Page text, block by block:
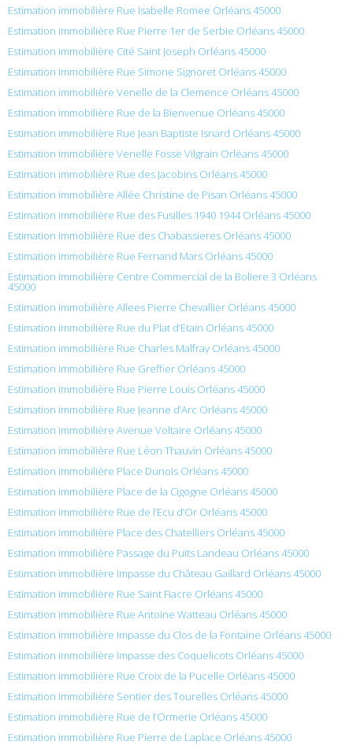
Estimation immobilière Rue Isabelle Romee Orléans 45000
Estimation immobilière Rue Pierre 1er de Serbie Orléans 45000
Estimation immobilière Cité Saint Joseph Orléans 45000
Estimation immobilière Rue Simone Signoret Orléans 45000
Estimation immobilière Venelle de la Clemence Orléans 45000
Estimation immobilière Rue de la Bienvenue Orléans 45000
Estimation immobilière Rue Jean Baptiste Isnard Orléans 45000
Estimation immobilière Venelle Fosse Vilgrain Orléans 45000
Estimation immobilière Rue des Jacobins Orléans 45000
Estimation immobilière Allée Christine de Pisan Orléans 45000
Estimation immobilière Rue des Fusilles 1940 1944 Orléans 45000
Estimation immobilière Rue des Chabassieres Orléans 45000
Estimation immobilière Rue Fernand Mars Orléans 45000
Estimation immobilière Centre Commercial de la Boliere 3 Orléans
45000
Estimation immobilière Allees Pierre Chevallier Orléans 45000
Estimation immobilière Rue du Plat d’Etain Orléans 45000
Estimation immobilière Rue Charles Malfray Orléans 45000
Estimation immobilière Rue Greffier Orléans 45000
Estimation immobilière Rue Pierre Louis Orléans 45000
Estimation immobilière Rue Jeanne d’Arc Orléans 45000
Estimation immobilière Avenue Voltaire Orléans 45000
Estimation immobilière Rue Léon Thauvin Orléans 45000
Estimation immobilière Place Dunois Orléans 45000
Estimation immobilière Place de la Cigogne Orléans 45000
Estimation immobilière Rue de l’Ecu d’Or Orléans 45000
Estimation immobilière Place des Chatelliers Orléans 45000
Estimation immobilière Passage du Puits Landeau Orléans 45000
Estimation immobilière Impasse du Château Gaillard Orléans 45000
Estimation immobilière Rue Saint Fiacre Orléans 45000
Estimation immobilière Rue Antoine Watteau Orléans 45000
Estimation immobilière Impasse du Clos de la Fontaine Orléans 45000
Estimation immobilière Impasse des Coquelicots Orléans 45000
Estimation immobilière Rue Croix de la Pucelle Orléans 45000
Estimation immobilière Sentier des Tourelles Orléans 45000
Estimation immobilière Rue de l’Ormerie Orléans 45000
Estimation immobilière Rue Pierre de Laplace Orléans 45000